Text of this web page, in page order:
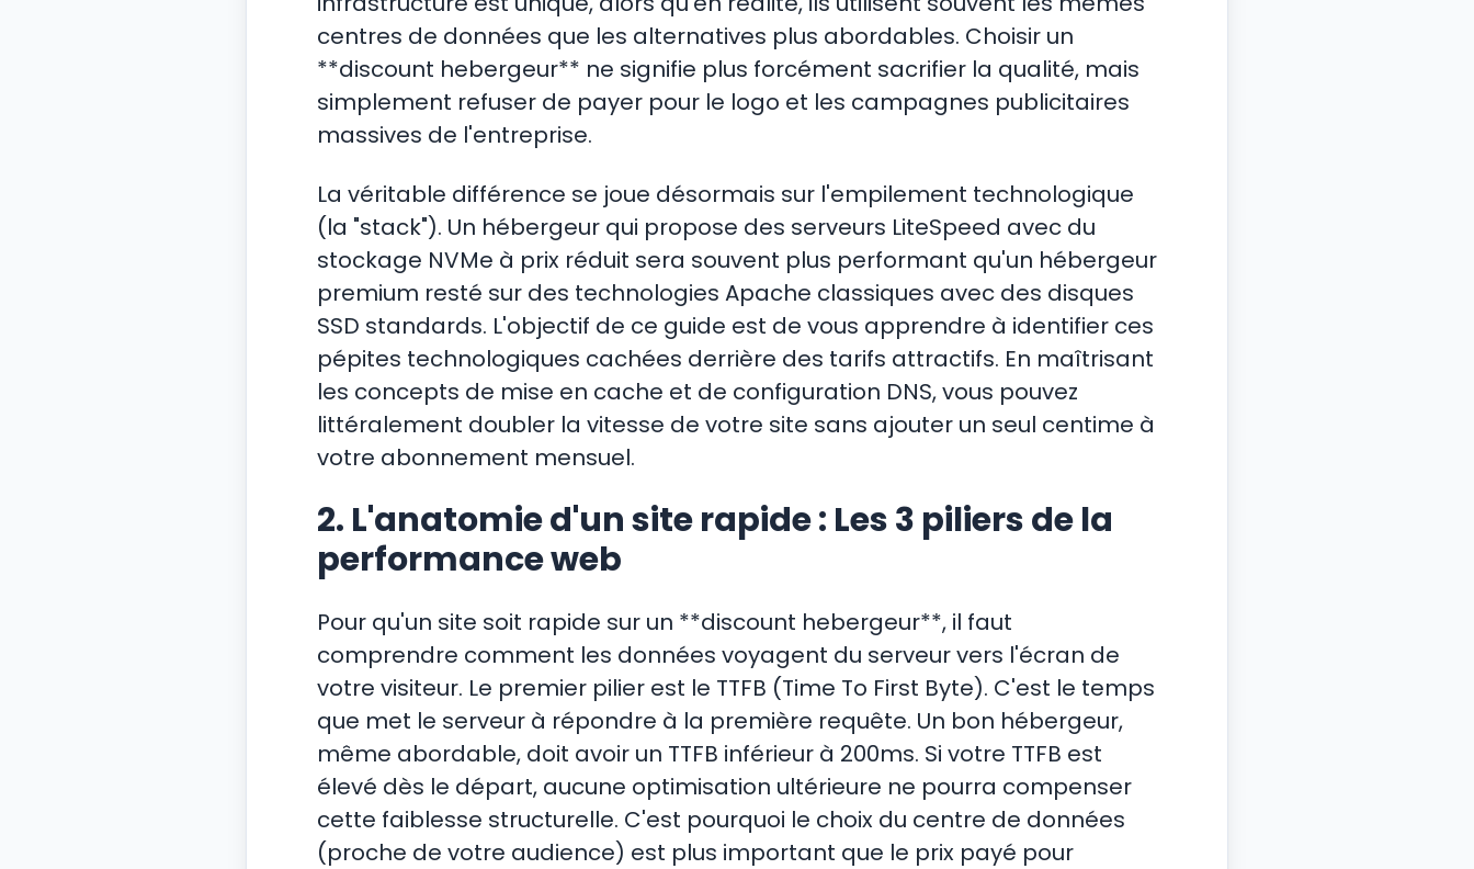
centres de données que les alternatives plus abordables. Choisir un
**discount hebergeur** ne signifie plus forcément sacrifier la qualité, mais
simplement refuser de payer pour le logo et les campagnes publicitaires
massives de l'entreprise.
La véritable différence se joue désormais sur l'empilement technologique
(la "stack"). Un hébergeur qui propose des serveurs LiteSpeed avec du
stockage NVMe à prix réduit sera souvent plus performant qu'un hébergeur
premium resté sur des technologies Apache classiques avec des disques
SSD standards. L'objectif de ce guide est de vous apprendre à identifier ces
pépites technologiques cachées derrière des tarifs attractifs. En maîtrisant
les concepts de mise en cache et de configuration DNS, vous pouvez
littéralement doubler la vitesse de votre site sans ajouter un seul centime à
votre abonnement mensuel.
2. L'anatomie d'un site rapide : Les 3 piliers de la
performance web
Pour qu'un site soit rapide sur un **discount hebergeur**, il faut
comprendre comment les données voyagent du serveur vers l'écran de
votre visiteur. Le premier pilier est le TTFB (Time To First Byte). C'est le temps
que met le serveur à répondre à la première requête. Un bon hébergeur,
même abordable, doit avoir un TTFB inférieur à 200ms. Si votre TTFB est
élevé dès le départ, aucune optimisation ultérieure ne pourra compenser
cette faiblesse structurelle. C'est pourquoi le choix du centre de données
(proche de votre audience) est plus important que le prix payé pour